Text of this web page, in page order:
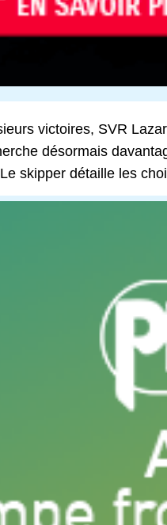
victoires, SVR
désormais
skipper détaille les